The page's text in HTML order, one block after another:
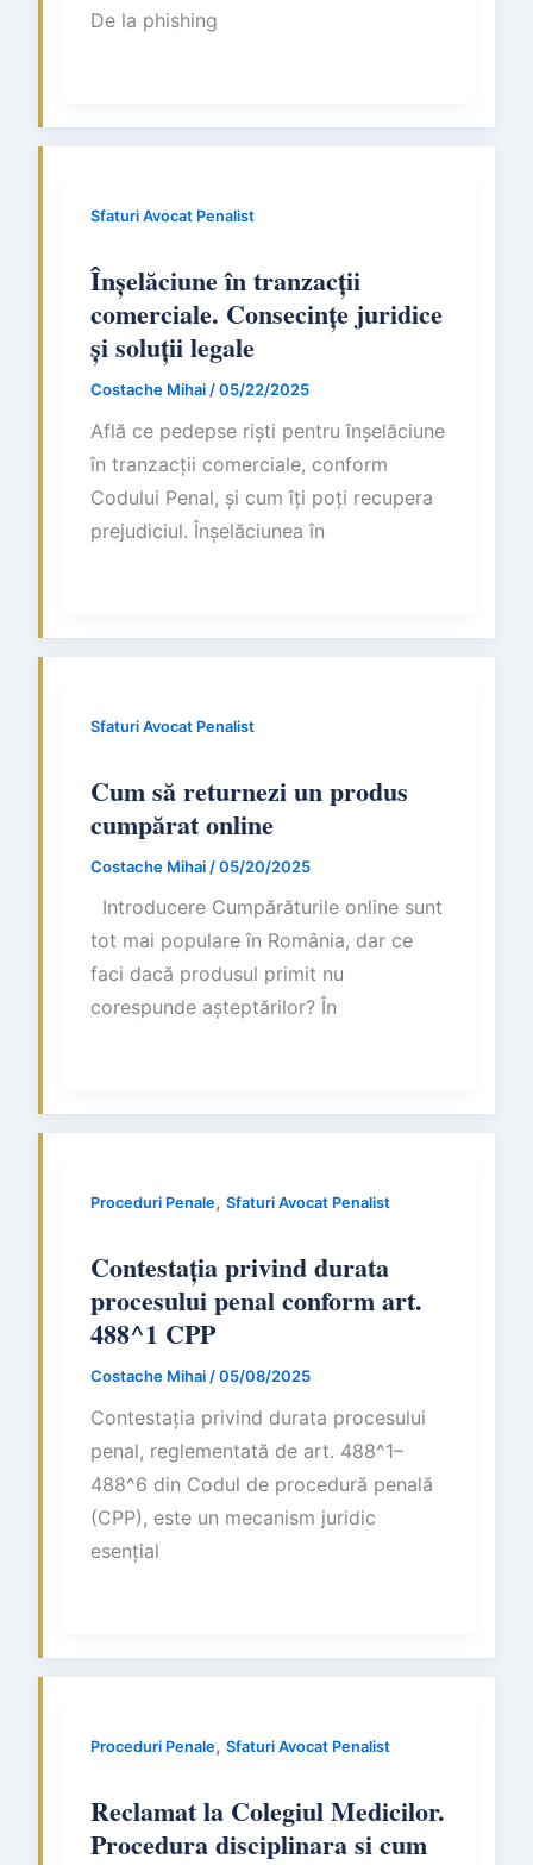
De la phishing
Sfaturi Avocat Penalist
Înșelăciune în tranzacții
comerciale. Consecințe juridice
și soluții legale
Costache Mihai /05/22/2025
Află ce pedepse riști pentru înșelăciune
în tranzacții comerciale, conform
Codului Penal, și cum îți poți recupera
prejudiciul. Înșelăciunea în
Sfaturi Avocat Penalist
Cum să returnezi un produs
cumpărat online
Costache Mihai /05/20/2025
Introducere Cumpărăturile online sunt
tot mai populare în România, dar ce
faci dacă produsul primit nu
corespunde așteptărilor? În
Proceduri Penale, Sfaturi Avocat Penalist
Contestația privind durata
procesului penal conform art.
488^1 CPP
Costache Mihai/05/08/2025
Contestația privind durata procesului
penal, reglementată de art. 488^1–
488^6 din Codul de procedură penală
(CPP), este un mecanism juridic
esențial
Proceduri Penale, Sfaturi Avocat Penalist
Reclamat la Colegiul Medicilor.
Procedura disciplinara si cum